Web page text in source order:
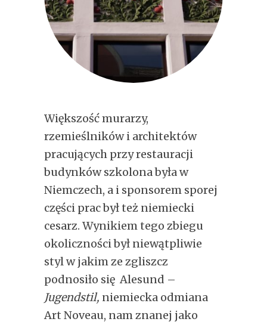
Większość murarzy,
rzemieślników i architektów
pracujących przy restauracji
budynków szkolona była w
Niemczech, a i sponsorem sporej
części prac był też niemiecki
cesarz. Wynikiem tego zbiegu
okoliczności był niewątpliwie
styl w jakim ze zgliszcz
podnosiło się Alesund –
Jugendstil, niemiecka odmiana
Art Noveau, nam znanej jako